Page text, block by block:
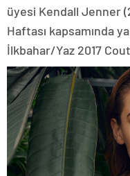
üyesi Kendall Jenner
Haftası kapsamında
İlkbahar/Yaz 2017